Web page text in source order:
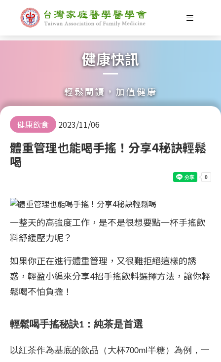
健康快訊
輕鬆閱讀，加值健康
健康飲食 2023/11/06
體重管理也能喝手搖！分享4秘訣輕鬆
喝
一整天的高強度工作，是不是很想要點一杯手搖飲
料舒緩壓力呢？
如果你正在進行體重管理，又很難拒絕這樣的誘
惑，輕盈小編來分享4招手搖飲料選擇方法，讓你輕
鬆喝不怕負擔！
輕鬆喝手搖秘訣1 ：純茶是首選
以紅茶作為基底的飲品（大杯700ml半糖）為例，一